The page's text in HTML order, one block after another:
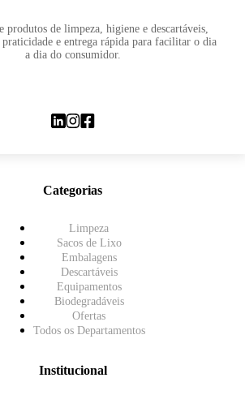
produtos de limpeza, higiene e descartáveis,
e entrega rápida para facilitar o dia
a dia do consumidor.
Categorias
Limpeza
Sacos de Lixo
Embalagens
Descartáveis
Equipamentos
Biodegradáveis
Ofertas
Todos os Departamentos
Institucional